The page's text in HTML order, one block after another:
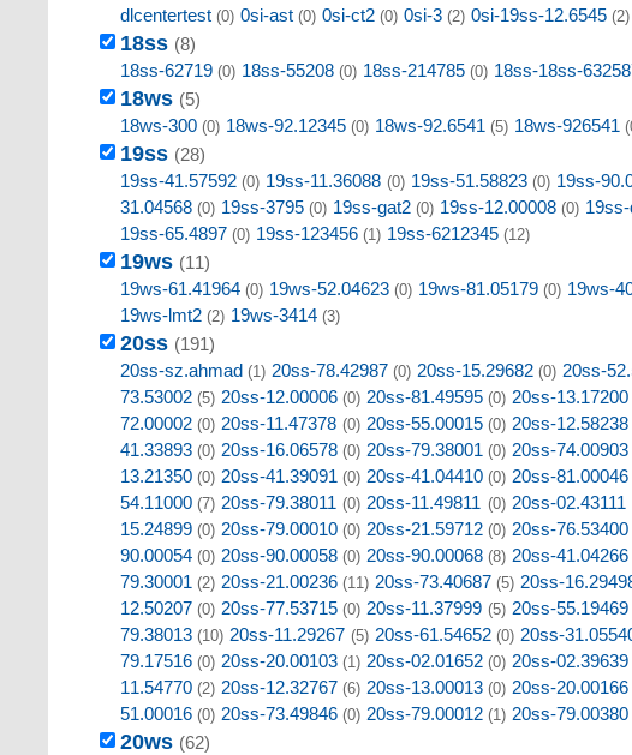
dlcentertest (0) 0si-ast (0) 0si-ct2 (0) 0si-3 (2) 0si-19ss-12.6545 (2)
18ss (8)
18ss-62719 (0) 18ss-55208 (0) 18ss-214785 (0) 18ss-18ss-
18ws (5)
18ws-300 (0) 18ws-92.12345 (0) 18ws-92.6541 (5) 18ws-926541
19ss (28)
19ss-41.57592 (0) 19ss-11.36088 (0) 19ss-51.58823 (0) 19ss-
31.04568 (0) 19ss-3795 (0) 19ss-gat2 (0) 19ss-12.00008 (0)
19ss-65.4897 (0) 19ss-123456 (1) 19ss-6212345 (12)
19ws (11)
19ws-61.41964 (0) 19ws-52.04623 (0) 19ws-81.05179 (0) 19ws-
19ws-lmt2 (2) 19ws-3414 (3)
20ss (191)
20ss-sz.ahmad (1) 20ss-78.42987 (0) 20ss-15.29682 (0) 20ss-
73.53002 (5) 20ss-12.00006 (0) 20ss-81.49595 (0) 20ss-13.17200
72.00002 (0) 20ss-11.47378 (0) 20ss-55.00015 (0) 20ss-12.58238
41.33893 (0) 20ss-16.06578 (0) 20ss-79.38001 (0) 20ss-74.00903
13.21350 (0) 20ss-41.39091 (0) 20ss-41.04410 (0) 20ss-81.00046
54.11000 (7) 20ss-79.38011 (0) 20ss-11.49811 (0) 20ss-02.43111
15.24899 (0) 20ss-79.00010 (0) 20ss-21.59712 (0) 20ss-76.53400
90.00054 (0) 20ss-90.00058 (0) 20ss-90.00068 (8) 20ss-41.04266
79.30001 (2) 20ss-21.00236 (11) 20ss-73.40687 (5) 20ss-
12.50207 (0) 20ss-77.53715 (0) 20ss-11.37999 (5) 20ss-55.19469
79.38013 (10) 20ss-11.29267 (5) 20ss-61.54652 (0) 20ss-
79.17516 (0) 20ss-20.00103 (1) 20ss-02.01652 (0) 20ss-02.39639
11.54770 (2) 20ss-12.32767 (6) 20ss-13.00013 (0) 20ss-20.00166
51.00016 (0) 20ss-73.49846 (0) 20ss-79.00012 (1) 20ss-79.00380
20ws (62)